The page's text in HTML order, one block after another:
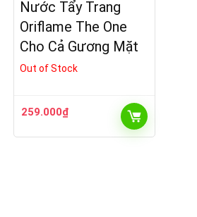
Nước Tẩy Trang
Oriflame The One
Cho Cả Gương Mặt
Out of Stock
259.000₫